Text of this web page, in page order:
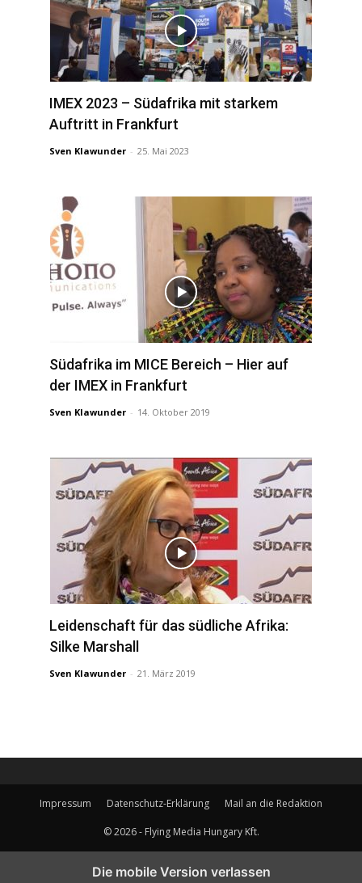
IMEX 2023 – Südafrika mit starkem
Auftritt in Frankfurt
Sven Klawunder - 25. Mai 2023
Südafrika im MICE Bereich – Hier auf
der IMEX in Frankfurt
Sven Klawunder - 14. Oktober 2019
Leidenschaft für das südliche Afrika:
Silke Marshall
Sven Klawunder - 21. März 2019
Impressum Datenschutz-Erklärung Mail an die Redaktion
© 2026 - Flying Media Hungary Kft.
Die mobile Version verlassen
Funktionsumfang unseres Angebots, ermöglichen die